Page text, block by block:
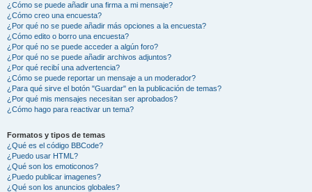
¿Cómo se puede añadir una firma a mi mensaje?
¿Cómo creo una encuesta?
¿Por qué no se puede añadir más opciones a la encuesta?
¿Cómo edito o borro una encuesta?
¿Por qué no se puede acceder a algún foro?
¿Por qué no se puede añadir archivos adjuntos?
¿Por qué recibí una advertencia?
¿Cómo se puede reportar un mensaje a un moderador?
¿Para qué sirve el botón "Guardar" en la publicación de temas?
¿Por qué mis mensajes necesitan ser aprobados?
¿Cómo hago para reactivar un tema?
Formatos y tipos de temas
¿Qué es el código BBCode?
¿Puedo usar HTML?
¿Qué son los emoticonos?
¿Puedo publicar imagenes?
¿Qué son los anuncios globales?